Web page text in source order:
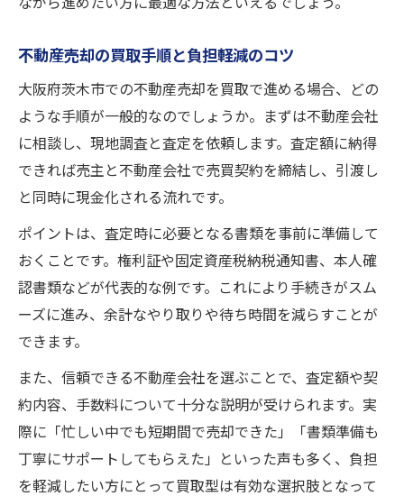
不動産売却の買取手順と負担軽減のコツ
大阪府茨木市での不動産売却を買取で進める場合、どの
ような手順が一般的なのでしょうか。まずは不動産会社
に相談し、現地調査と査定を依頼します。査定額に納得
できれば売主と不動産会社で売買契約を締結し、引渡し
と同時に現金化される流れです。
ポイントは、査定時に必要となる書類を事前に準備して
おくことです。権利証や固定資産税納税通知書、本人確
認書類などが代表的な例です。これにより手続きがスム
ーズに進み、余計なやり取りや待ち時間を減らすことが
できます。
また、信頼できる不動産会社を選ぶことで、査定額や契
約内容、手数料について十分な説明が受けられます。実
際に「忙しい中でも短期間で売却できた」「書類準備も
丁寧にサポートしてもらえた」といった声も多く、負担
を軽減したい方にとって買取型は有効な選択肢となって